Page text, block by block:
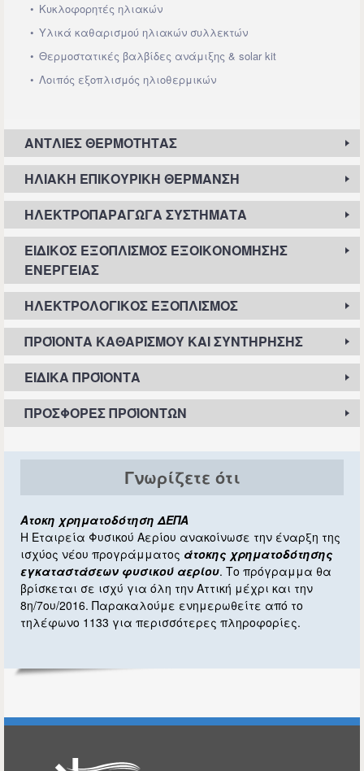
Κυκλοφορητές ηλιακών
Υλικά καθαρισμού ηλιακών συλλεκτών
Θερμοστατικές βαλβίδες ανάμιξης & solar kit
Λοιπός εξοπλισμός ηλιοθερμικών
ΑΝΤΛΊΕΣ ΘΕΡΜΌΤΗΤΑΣ
ΗΛΙΑΚΉ ΕΠΙΚΟΥΡΙΚΉ ΘΈΡΜΑΝΣΗ
ΗΛΕΚΤΡΟΠΑΡΑΓΩΓΆ ΣΥΣΤΉΜΑΤΑ
ΕΙΔΙΚΌΣ ΕΞΟΠΛΙΣΜΌΣ ΕΞΟΙΚΟΝΌΜΗΣΗΣ
ΕΝΈΡΓΕΙΑΣ
ΗΛΕΚΤΡΟΛΟΓΙΚΌΣ ΕΞΟΠΛΙΣΜΌΣ
ΠΡΟΪΌΝΤΑ ΚΑΘΑΡΙΣΜΟΎ ΚΑΙ ΣΥΝΤΉΡΗΣΗΣ
ΕΙΔΙΚΆ ΠΡΟΪΌΝΤΑ
ΠΡΟΣΦΟΡΈΣ ΠΡΟΪΌΝΤΩΝ
Γνωρίζετε ότι
Ατοκη χρηματοδότηση ΔΕΠΑ
Η Εταιρεία Φυσικού Αερίου ανακοίνωσε την έναρξη της
ισχύος νέου προγράμματος άτοκης χρηματοδότησης
εγκαταστάσεων φυσικού αερίου. Το πρόγραμμα θα
βρίσκεται σε ισχύ για όλη την Αττική μέχρι και την
8η/7ου/2016. Παρακαλούμε ενημερωθείτε από το
τηλέφωνο 1133 για περισσότερες πληροφορίες.